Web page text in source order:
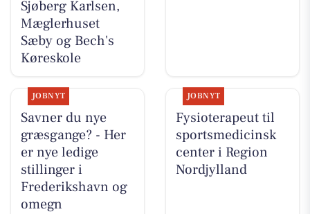
Sjøberg Karlsen,
Mæglerhuset
Sæby og Bech's
Køreskole
JOBNYT
Savner du nye
græsgange? - Her
er nye ledige
stillinger i
Frederikshavn og
omegn
JOBNYT
Fysioterapeut til
sportsmedicinsk
center i Region
Nordjylland